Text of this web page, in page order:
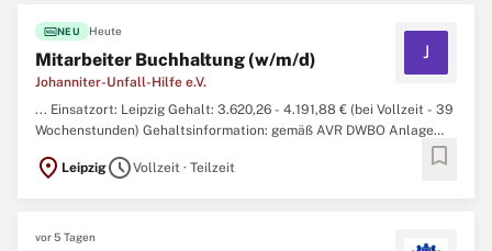
fiber_newNEU Heute
Mitarbeiter Buchhaltung (w/m/d)
Johanniter-Unfall-Hilfe e.V.
J
... Einsatzort: Leipzig Gehalt: 3.620,26 - 4.191,88 € (bei Vollzeit - 39
Wochenstunden) Gehaltsinformation: gemäß AVR DWBO Anlage
Johanniter Besetzungsdatum: zum nächstmöglichen Zeitpunkt Art
der Anstellung: Voll- oderTeilzeit
location_on LeipzigscheduleVollzeit · Teilzeit bookmark
vor 5 Tagen